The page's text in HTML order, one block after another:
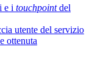
e i touchpointdel
utente del servizio
ottenuta